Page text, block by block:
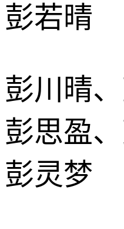
彭若晴
彭川晴、
彭思盈、
彭灵梦